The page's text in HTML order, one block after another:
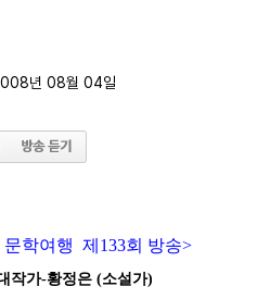
년 08월 04일
학여행 제133회 방송>
작가-황정은 (소설가)